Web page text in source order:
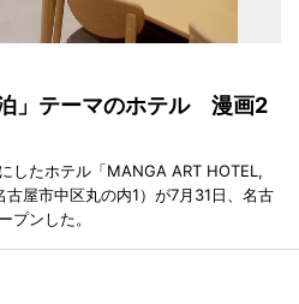
」テーマのホテル 漫画2
したホテル「MANGA ART HOTEL,
屋市中区丸の内1）が7月31日、名古
プンした。